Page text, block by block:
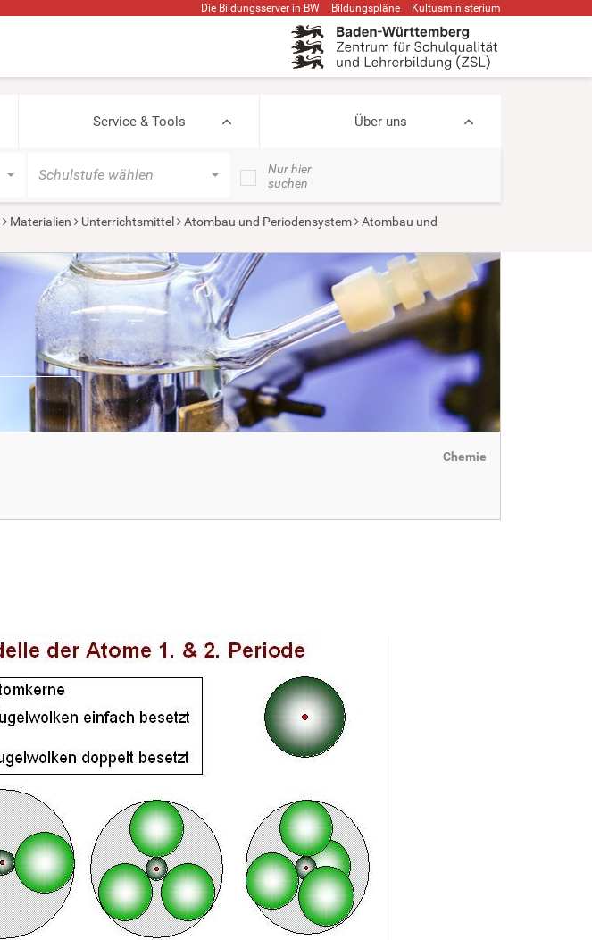
Die Bildungsserver in BW Bildungspläne Kultusministerium
Service & Tools Über uns
Schulstufe wählen
Nur hier
suchen
Materialien Unterrichtsmittel Atombau und Periodensystem
Atombau und
Chemie